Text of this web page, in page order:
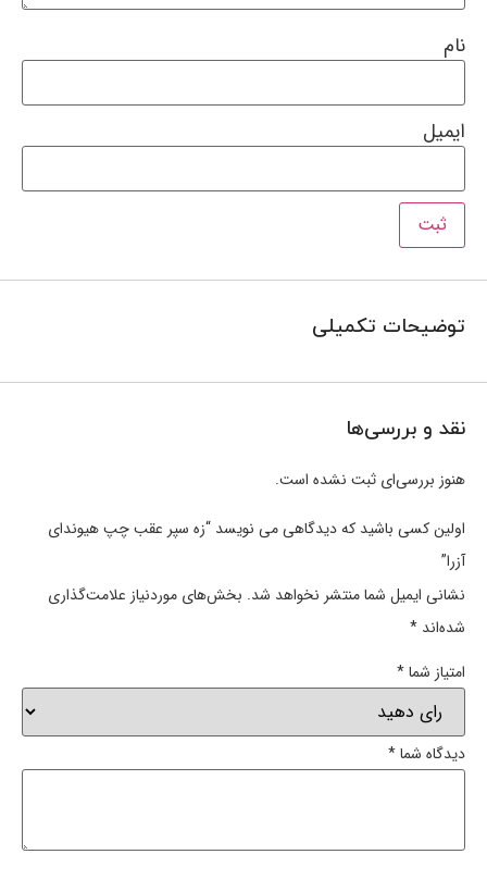
نام
ایمیل
توضیحات تکمیلی
نقد و بررسی‌ها
هنوز بررسی‌ای ثبت نشده است.
اولین کسی باشید که دیدگاهی می نویسد “زه سپر عقب چپ هیوندای
آزرا”
نشانی ایمیل شما منتشر نخواهد شد. بخش‌های موردنیاز علامت‌گذاری
شده‌اند *
امتیاز شما*
دیدگاه شما*